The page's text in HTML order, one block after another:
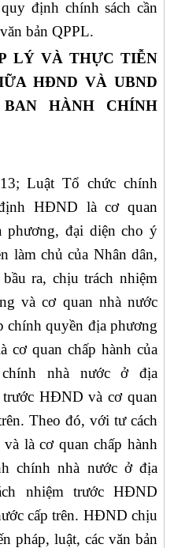
định chính sách cần
bản QPPL.
LÝ VÀ THỰC TIỄN
HĐND VÀ UBND
HÀNH CHÍNH
Luật Tổ chức chính
HĐND là cơ quan
phương, đại diện cho ý
làm chủ của Nhân dân,
ra, chịu trách nhiệm
và cơ quan nhà nước
chính quyền địa phương
cơ quan chấp hành của
nhà nước ở địa
HĐND và cơ quan
Theo đó, với tư cách
là cơ quan chấp hành
chính nhà nước ở địa
nhiệm trước HĐND
cấp trên. HĐND chịu
pháp, luật, các văn bản